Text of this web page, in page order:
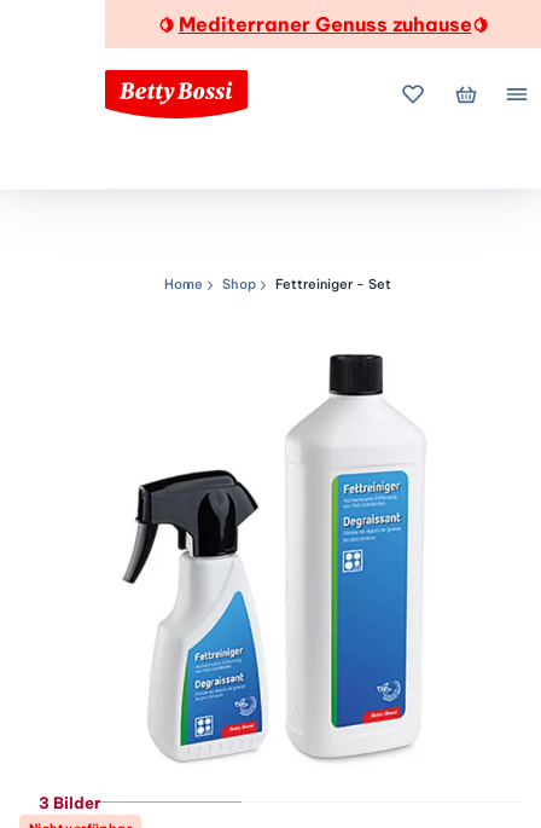
🍋 Mediterraner Genuss zuhause🍋
MeineMein
Navigationspfad
Home Shop Fettreiniger - Set
3 Bilder